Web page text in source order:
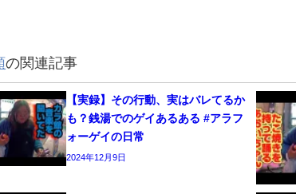
の関連記事
【実録】その行動、実はバレてるか
も？銭湯でのゲイあるある #アラフ
ォーゲイの日常
2024年12月9日